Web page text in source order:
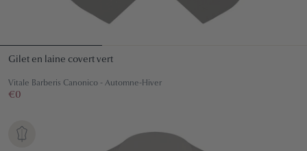
Gilet en laine covert vert
Vitale Barberis Canonico - Automne-Hiver
Prix
€0